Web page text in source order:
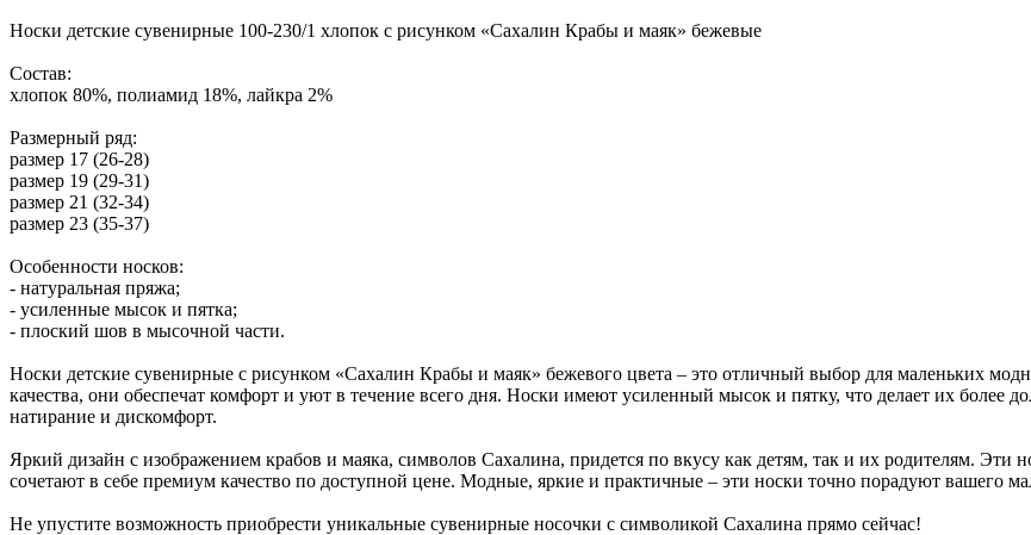
Носки детские сувенирные 100-230/1 хлопок с рисунком «Сахалин Крабы и маяк» бежевые
Состав:
хлопок 80%, полиамид 18%, лайкра 2%
Размерный ряд:
размер 17 (26-28)
размер 19 (29-31)
размер 21 (32-34)
размер 23 (35-37)
Особенности носков:
- натуральная пряжа;
- усиленные мысок и пятка;
- плоский шов в мысочной части.
Носки детские сувенирные с рисунком «Сахалин Крабы и маяк» бежевого цвета – это отличный выбор для маленьких
качества, они обеспечат комфорт и уют в течение всего дня. Носки имеют усиленный мысок и пятку, что делает их
натирание и дискомфорт.
Яркий дизайн с изображением крабов и маяка, символов Сахалина, придется по вкусу как детям, так и их родителям. Эти
сочетают в себе премиум качество по доступной цене. Модные, яркие и практичные – эти носки точно порадуют вашего
Не упустите возможность приобрести уникальные сувенирные носочки с символикой Сахалина прямо сейчас!